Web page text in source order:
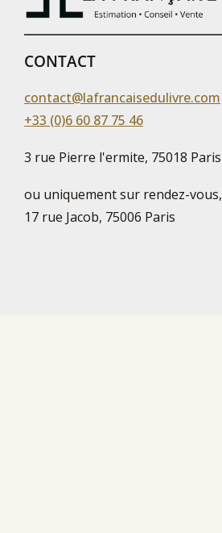
CONTACT
contact@lafrancaisedulivre.com
+33 (0)6 60 87 75 46
3 rue Pierre l'ermite, 75018 Paris
ou uniquement sur rendez-vous,
17 rue Jacob, 75006 Paris